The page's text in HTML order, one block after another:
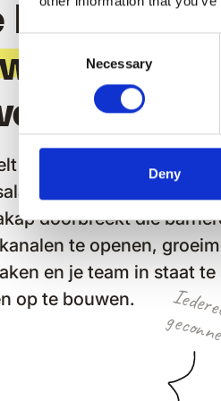
Selection
Necessary
Deny
basis
70% van de non-
kunnen
doorbreekt die
te openen,
en je team in staat
op te bouwen.